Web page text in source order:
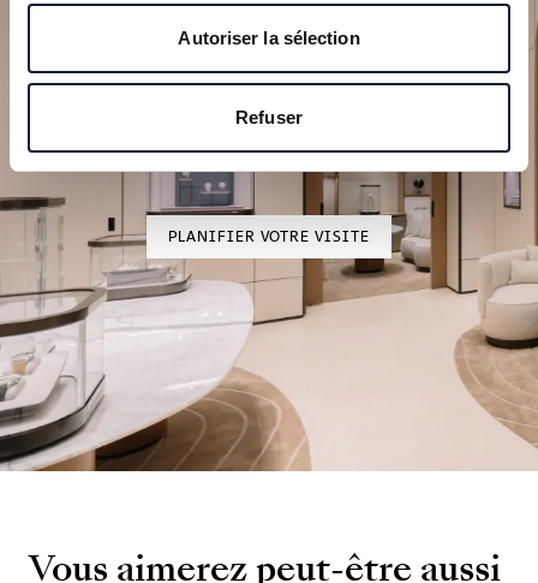
Autoriser la sélection
Refuser
Planifiez votre moment
d’exception
PLANIFIER VOTRE VISITE
Vous aimerez peut-être aussi